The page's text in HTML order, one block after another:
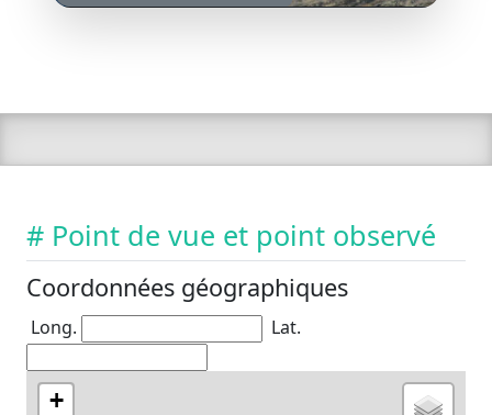
# Point de vue et point observé
Coordonnées géographiques
Long. Lat.
+